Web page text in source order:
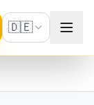
🇩🇪
1 / 5